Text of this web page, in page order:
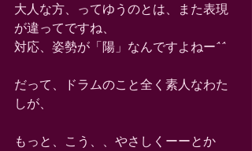
大人な方、ってゆうのとは、また表現
が違ってですね、
対応、姿勢が「陽」なんですよねー^^
だって、ドラムのこと全く素人なわた
しが、
もっと、こう、、やさしくーーとか